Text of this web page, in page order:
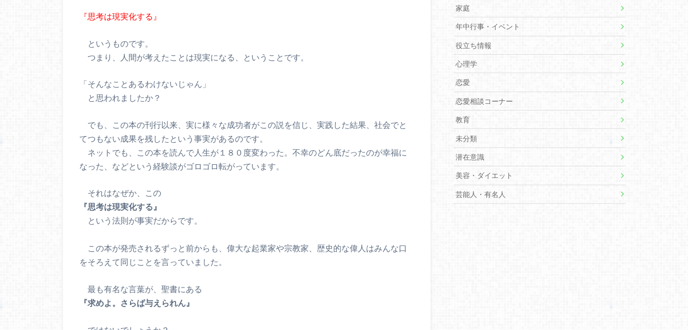
『思考は現実化する』
というものです。
つまり、人間が考えたことは現実になる、ということです。
「そんなことあるわけないじゃん」
と思われましたか？
でも、この本の刊行以来、実に様々な成功者がこの説を信じ、実践した結果、社会でと
てつもない成果を残したという事実があるのです。
ネットでも、この本を読んで人生が１８０度変わった。不幸のどん底だったのが幸福に
なった、などという経験談がゴロゴロ転がっています。
それはなぜか、この
『思考は現実化する』
という法則が事実だからです。
この本が発売されるずっと前からも、偉大な起業家や宗教家、歴史的な偉人はみんな口
をそろえて同じことを言っていました。
最も有名な言葉が、聖書にある
『求めよ。さらば与えられん』
家庭
年中行事・イベント
役立ち情報
心理学
恋愛
恋愛相談コーナー
教育
未分類
潜在意識
美容・ダイエット
芸能人・有名人